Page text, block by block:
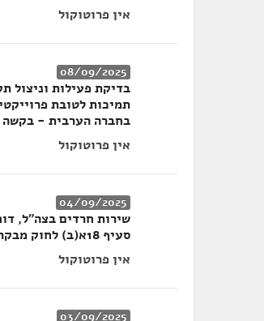
אין פרוטוקול
08/09/2025
בדיקת פעילות וניצול
תמיכות לטובת
בחברה הערבית - בקשה לחוו"ד לפי
אין פרוטוקול
04/09/2025
סעיף 18א(ב) לחוק מבקר מדינה
אין פרוטוקול
03/09/2025